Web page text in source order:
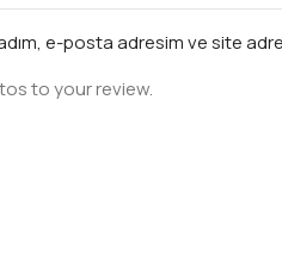
e-posta adresim ve site
to your review.